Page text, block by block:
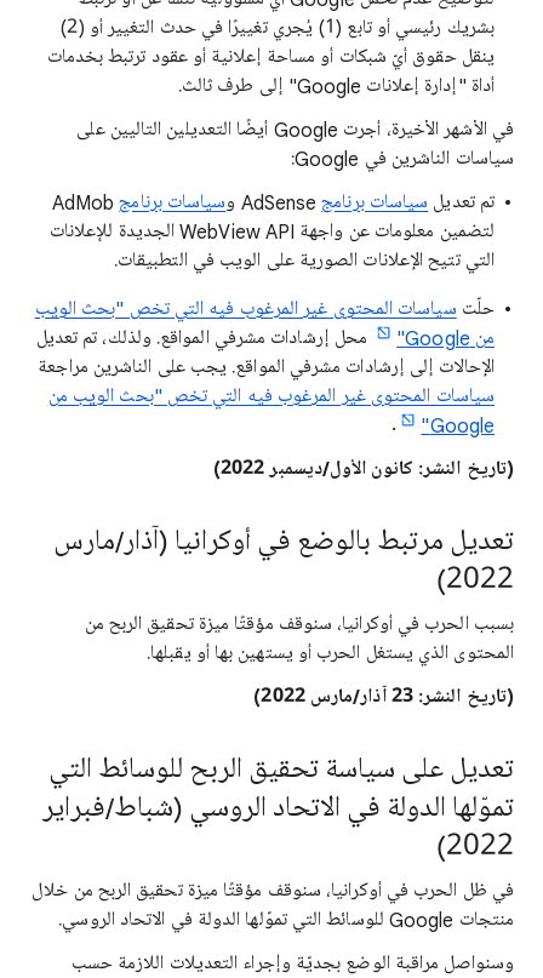
بشريك رئيسي أو تابع (1) يُجري تغييرًا في حدث التغيير أو (2)
ينقل حقوق أيّ شبكات أو مساحة إعلانية أو عقود ترتبط بخدمات
أداة "إدارة إعلانات Google" إلى طرف ثالث.
في الأشهر الأخيرة، أجرت Google أيضًا التعديلين التاليين على
سياسات الناشرين في Google:
تم تعديل سياسات برنامجAdSense و سياسات برنامج AdMob
لتضمين معلومات عن واجهة WebView API الجديدة للإعلانات
التي تتيح الإعلانات الصورية على الويب في التطبيقات.
حلّت سياسات المحتوى غير المرغوب فيه التي تخص "بحث الويب
من Google"
محل إرشادات مشرفي المواقع. ولذلك، تم تعديل
الإحالات إلى إرشادات مشرفي المواقع. يجب على الناشرين مراجعة
سياسات المحتوى غير المرغوب فيه التي تخص "بحث الويب من
Google"
.
(تاريخ النشر: كانون الأول/ديسمبر 2022)
تعديل مرتبط بالوضع في أوكرانيا (آذار/مارس
2022)
بسبب الحرب في أوكرانيا، سنوقف مؤقتًا ميزة تحقيق الربح من
المحتوى الذي يستغل الحرب أو يستهين بها أو يقبلها.
(تاريخ النشر: 23 آذار/مارس 2022)
تعديل على سياسة تحقيق الربح للوسائط التي
تموّلها الدولة في الاتحاد الروسي (شباط/فبراير
2022)
في ظل الحرب في أوكرانيا، سنوقف مؤقتًا ميزة تحقيق الربح من خلال
منتجات Google للوسائط التي تموّلها الدولة في الاتحاد الروسي.
وسنواصل مراقبة الوضع بجديّة وإجراء التعديلات اللازمة حسب